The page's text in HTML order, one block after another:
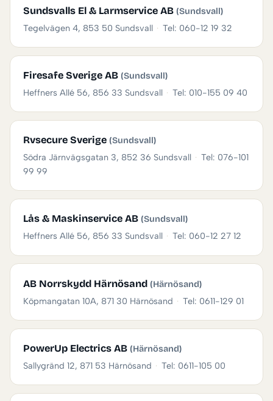
Sundsvalls El & Larmservice AB (Sundsvall)
Tegelvägen 4, 853 50 Sundsvall · Tel: 060-12 19 32
Firesafe Sverige AB (Sundsvall)
Heffners Allé 56, 856 33 Sundsvall · Tel: 010-155 09 40
Rvsecure Sverige (Sundsvall)
Södra Järnvägsgatan 3, 852 36 Sundsvall · Tel: 076-101
99 99
Lås & Maskinservice AB (Sundsvall)
Heffners Allé 56, 856 33 Sundsvall · Tel: 060-12 27 12
AB Norrskydd Härnösand (Härnösand)
Köpmangatan 10A, 871 30 Härnösand · Tel: 0611-129 01
PowerUp Electrics AB (Härnösand)
Sallygränd 12, 871 53 Härnösand · Tel: 0611-105 00